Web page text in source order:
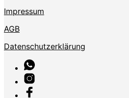
Impressum
AGB
Datenschutzerklärung